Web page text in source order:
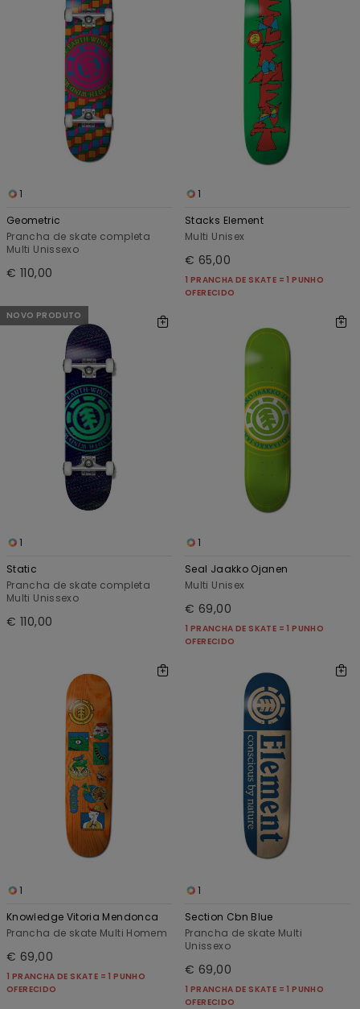
1
Geometric
Prancha de skate completa
Multi Unissexo
€ 110,00
1
Stacks Element
Multi Unisex
€ 65,00
1 PRANCHA DE SKATE = 1 PUNHO
OFERECIDO
NOVO PRODUTO
1
Static
Prancha de skate completa
Multi Unissexo
€ 110,00
1
Seal Jaakko Ojanen
Multi Unisex
€ 69,00
1 PRANCHA DE SKATE = 1 PUNHO
OFERECIDO
1
Knowledge Vitoria Mendonca
Prancha de skate Multi Homem
€ 69,00
1 PRANCHA DE SKATE = 1 PUNHO
OFERECIDO
1
Section Cbn Blue
Prancha de skate Multi
Unissexo
€ 69,00
1 PRANCHA DE SKATE = 1 PUNHO
OFERECIDO